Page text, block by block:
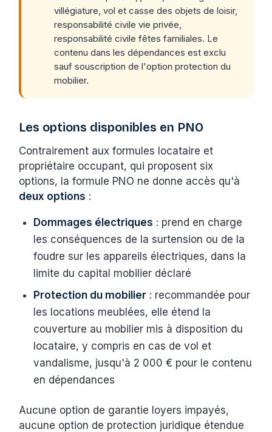
villégiature, vol et casse des objets de loisir,
responsabilité civile vie privée,
responsabilité civile fêtes familiales. Le
contenu dans les dépendances est exclu
sauf souscription de l'option protection du
mobilier.
Les options disponibles en PNO
Contrairement aux formules locataire et
propriétaire occupant, qui proposent six
options, la formule PNO ne donne accès qu'à
deux options :
Dommages électriques : prend en charge
les conséquences de la surtension ou de la
foudre sur les appareils électriques, dans la
limite du capital mobilier déclaré
Protection du mobilier : recommandée pour
les locations meublées, elle étend la
couverture au mobilier mis à disposition du
locataire, y compris en cas de vol et
vandalisme, jusqu'à 2 000 € pour le contenu
en dépendances
Aucune option de garantie loyers impayés,
aucune option de protection juridique étendue